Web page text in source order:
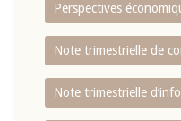
Perspectives
Note trimestrielle de
Note trimestrielle